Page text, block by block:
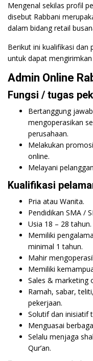
Mengenal sekilas profil
disebut Rabbani
dalam bidang retail
Berikut ini kualifikasi dan
untuk dapat
Admin Online
Fungsi / tugas
Bertanggung
mengoperasikan
perusahaan.
Melakukan
online.
Melayani
Kualifikasi
Pria atau Wanita.
Pendidikan SMA /
Usia 18 – 28 tahun.
Memiliki
minimal 1 tahun.
Mahir
Memiliki
Sales & marketing
Ramah, sabar,
pekerjaan.
Solutif dan inisiatif
Menguasai
Selalu menjaga
Qur’an.